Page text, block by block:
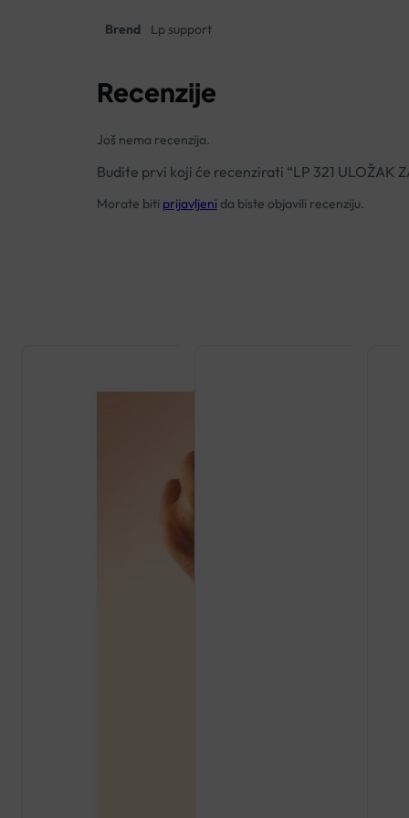
Brend Lp support
Recenzije
Još nema recenzija.
Budite prvi koji će recenzirati “LP 321 ULOŽAK
Morate biti prijavljeni da biste objavili recenziju.